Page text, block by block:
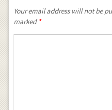
Your email address will not be
marked *